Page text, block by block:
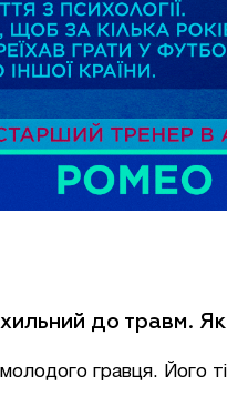
до травм.
гравця. Його